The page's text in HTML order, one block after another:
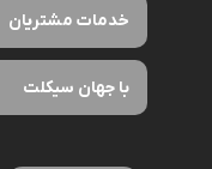
خدمات مشتریان
با جهان سیکلت